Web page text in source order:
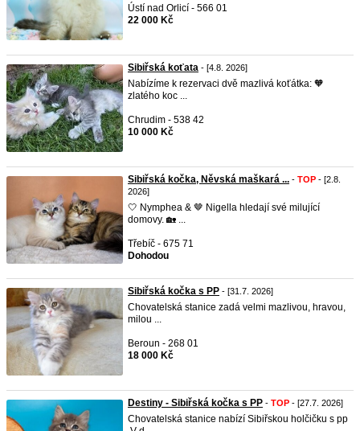
Ústí nad Orlicí - 566 01
22 000 Kč
Sibiřská koťata - [4.8. 2026]
Nabízíme k rezervaci dvě mazlivá koťátka: 🧡
zlatého koc ...
Chrudim - 538 42
10 000 Kč
Sibiřská kočka, Něvská maškará ... - TOP - [2.8.
2026]
🤍 Nymphea & 🤎 Nigella hledají své milující
domovy. 🏡 ...
Třebíč - 675 71
Dohodou
Sibiřská kočka s PP - [31.7. 2026]
Chovatelská stanice zadá velmi mazlivou, hravou,
milou ...
Beroun - 268 01
18 000 Kč
Destiny - Sibiřská kočka s PP - TOP - [27.7. 2026]
Chovatelská stanice nabízí Sibiřskou holčičku s pp